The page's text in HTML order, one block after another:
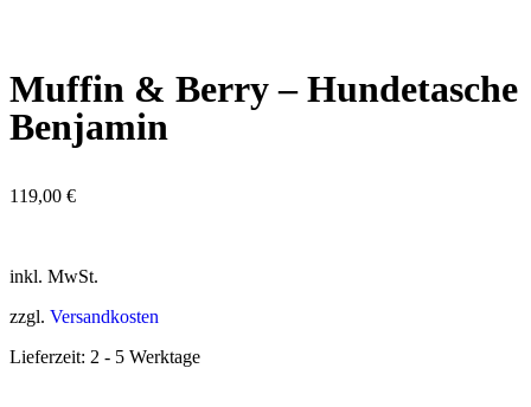
Muffin & Berry – Hundetasche
Benjamin
119,00 €
inkl. MwSt.
zzgl. Versandkosten
Lieferzeit: 2 - 5 Werktage